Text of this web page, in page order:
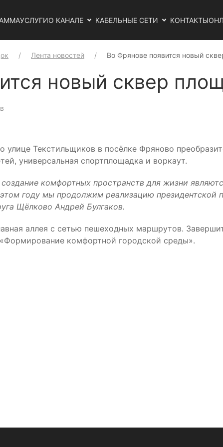
УСЛУГИО КАНАЛЕ КАБЕЛЬНЫЕ СЕТИ КОНТАКТЫ
Лента новостей Во Фрянове появится новый
новый сквер
Текстильщиков в посёлке Фряново
универсальная спортплощадка и воркаут.
комфортных пространств для жизни
году мы продолжим реализацию
Щёлково Андрей Булгаков.
аллея с сетью пешеходных маршрутов.
комфортной городской среды».